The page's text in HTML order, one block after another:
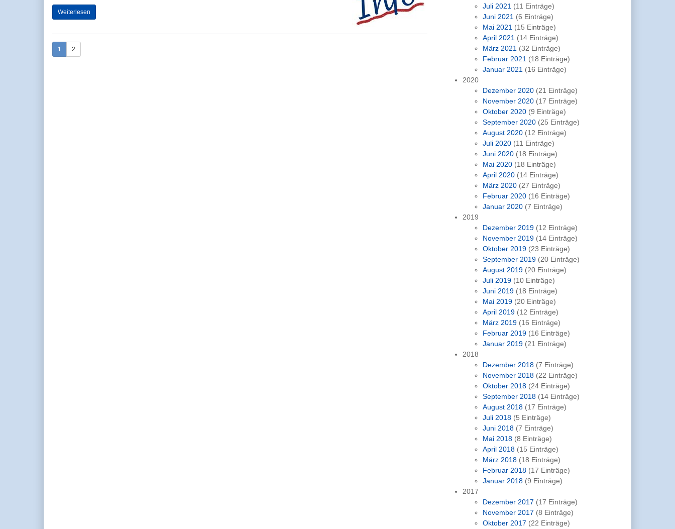
Weiterlesen
1 2
Juli 2021 (11 Einträge)
Juni 2021 (6 Einträge)
Mai 2021 (15 Einträge)
April 2021 (14 Einträge)
März 2021 (32 Einträge)
Februar 2021 (18 Einträge)
Januar 2021 (16 Einträge)
2020
Dezember 2020 (21 Einträge)
November 2020 (17 Einträge)
Oktober 2020 (9 Einträge)
September 2020 (25 Einträge)
August 2020 (12 Einträge)
Juli 2020 (11 Einträge)
Juni 2020 (18 Einträge)
Mai 2020 (18 Einträge)
April 2020 (14 Einträge)
März 2020 (27 Einträge)
Februar 2020 (16 Einträge)
Januar 2020 (7 Einträge)
2019
Dezember 2019 (12 Einträge)
November 2019 (14 Einträge)
Oktober 2019 (23 Einträge)
September 2019 (20 Einträge)
August 2019 (20 Einträge)
Juli 2019 (10 Einträge)
Juni 2019 (18 Einträge)
Mai 2019 (20 Einträge)
April 2019 (12 Einträge)
März 2019 (16 Einträge)
Februar 2019 (16 Einträge)
Januar 2019 (21 Einträge)
2018
Dezember 2018 (7 Einträge)
November 2018 (22 Einträge)
Oktober 2018 (24 Einträge)
September 2018 (14 Einträge)
August 2018 (17 Einträge)
Juli 2018 (5 Einträge)
Juni 2018 (7 Einträge)
Mai 2018 (8 Einträge)
April 2018 (15 Einträge)
März 2018 (18 Einträge)
Februar 2018 (17 Einträge)
Januar 2018 (9 Einträge)
2017
Dezember 2017 (17 Einträge)
November 2017 (8 Einträge)
Oktober 2017 (22 Einträge)